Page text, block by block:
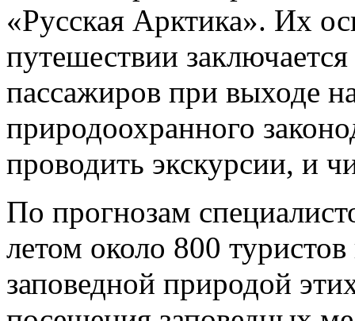
«Русская Арктика». Их
путешествии
пассажиров при выходе
природоохранного
проводить экскурсии, и
По прогнозам
летом около 800
заповедной природой